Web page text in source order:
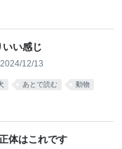
い感じ
2024/12/13
あとで読む 動物
体はこれです